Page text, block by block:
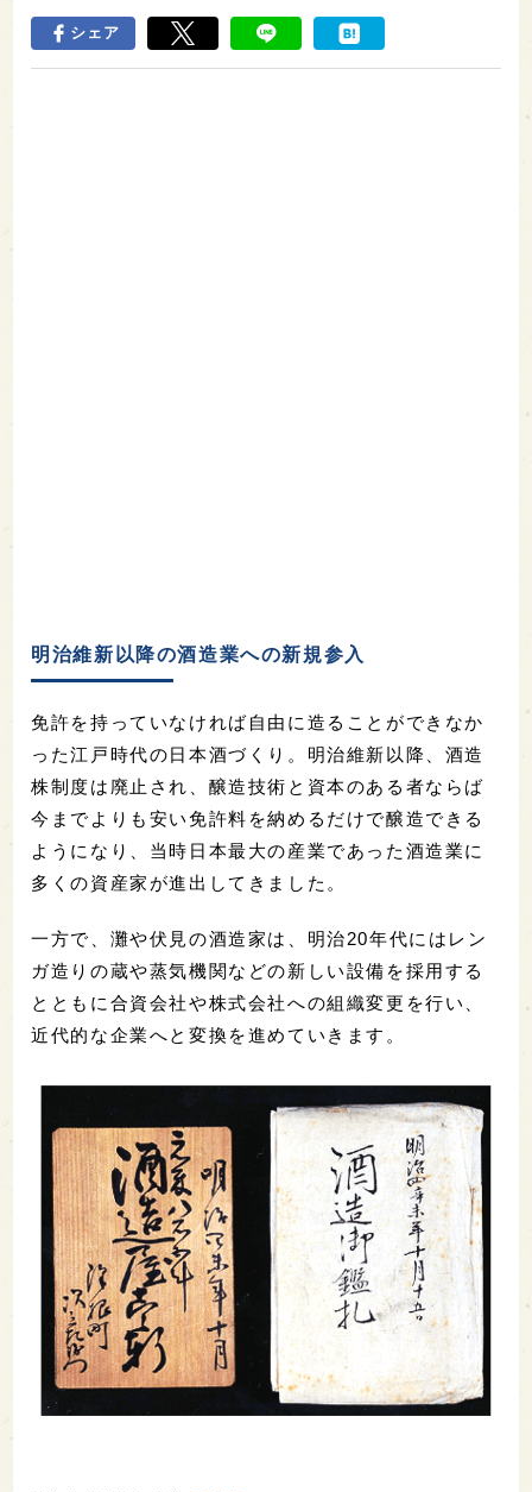
シェア
明治維新以降の酒造業への新規参入
免許を持っていなければ自由に造ることができなか
った江戸時代の日本酒づくり。明治維新以降、酒造
株制度は廃止され、醸造技術と資本のある者ならば
今までよりも安い免許料を納めるだけで醸造できる
ようになり、当時日本最大の産業であった酒造業に
多くの資産家が進出してきました。
一方で、灘や伏見の酒造家は、明治20年代にはレン
ガ造りの蔵や蒸気機関などの新しい設備を採用する
とともに合資会社や株式会社への組織変更を行い、
近代的な企業へと変換を進めていきます。